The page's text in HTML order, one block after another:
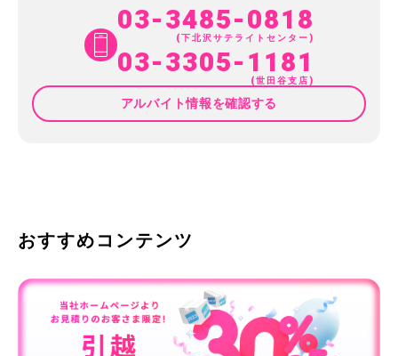
03-3485-0818
(下北沢サテライトセンター)
03-3305-1181
(世田谷支店)
アルバイト情報を確認する
おすすめコンテンツ